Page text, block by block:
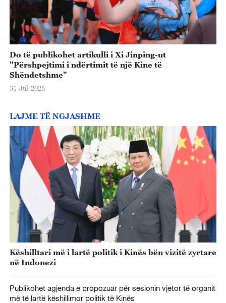
Do të publikohet artikulli i Xi Jinping-ut
"Përshpejtimi i ndërtimit të një Kine të
Shëndetshme"
31-Jul-2026
LAJME TË NGJASHME
Këshilltari më i lartë politik i Kinës bën vizitë zyrtare
në Indonezi
Publikohet agjenda e propozuar për sesionin vjetor të organit
më të lartë këshillimor politik të Kinës